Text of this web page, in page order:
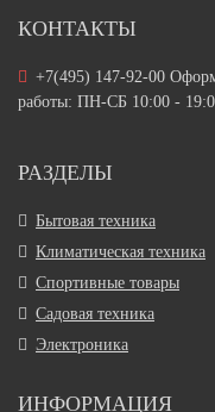
КОНТАКТЫ
+7(495) 147-92-00
работы: ПН-СБ 10:00 -
РАЗДЕЛЫ
Бытовая техника
Климатическая техника
Спортивные товары
Садовая техника
Электроника
ИНФОРМАЦИЯ